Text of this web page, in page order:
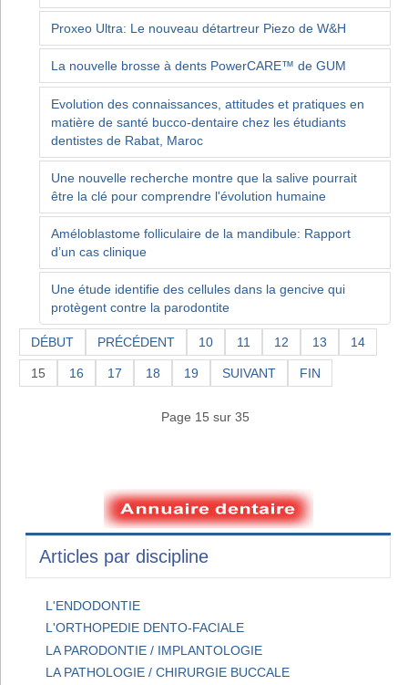
Proxeo Ultra: Le nouveau détartreur Piezo de W&H
La nouvelle brosse à dents PowerCARE™ de GUM
Evolution des connaissances, attitudes et pratiques en
matière de santé bucco-dentaire chez les étudiants
dentistes de Rabat, Maroc
Une nouvelle recherche montre que la salive pourrait
être la clé pour comprendre l'évolution humaine
Améloblastome folliculaire de la mandibule: Rapport
d’un cas clinique
Une étude identifie des cellules dans la gencive qui
protègent contre la parodontite
DÉBUT PRÉCÉDENT 10 11 12 13 14
15 16 17 18 19 SUIVANT FIN
Page 15 sur 35
Articles par discipline
L'ENDODONTIE
L'ORTHOPEDIE DENTO-FACIALE
LA PARODONTIE / IMPLANTOLOGIE
LA PATHOLOGIE / CHIRURGIE BUCCALE